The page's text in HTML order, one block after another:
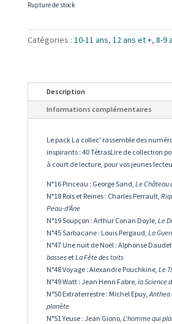
Rupture de stock
Catégories : 10-11 ans, 12 ans et +, 8-9
Description
Informations complémentaires
Le pack La collec' rassemble des
inspirants : 40 TétrasLire de collection
à court de lecture, pour vos jeunes
N°16 Pinceau : George Sand, Le Château
N°18 Rois et Reines : Charles Perrault,
Peau-d'Âne
N°19 Soupçon : Arthur Conan Doyle, Le
N°45 Sarbacane : Louis Pergaud, La
N°47 Une nuit de Noël : Alphonse
bassesetLa Fête des toits
N°48 Voyage : Alexandre Pouchkine, Le
N°49 Watt : Jean Henri Fabre, la Science
N°50 Extraterrestre : Michel Epuy,Anthea
planète
N°51 Yeuse : Jean Giono, L'homme qui